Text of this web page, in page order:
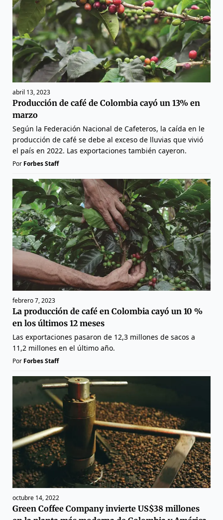
abril 13, 2023
Producción de café de Colombia cayó un 13% en
marzo
Según la Federación Nacional de Cafeteros, la caída en le
producción de café se debe al exceso de lluvias que vivió
el país en 2022. Las exportaciones también cayeron.
Por Forbes Staff
febrero 7, 2023
La producción de café en Colombia cayó un 10 %
en los últimos 12 meses
Las exportaciones pasaron de 12,3 millones de sacos a
11,2 millones en el último año.
Por Forbes Staff
octubre 14, 2022
Green Coffee Company invierte US$38 millones